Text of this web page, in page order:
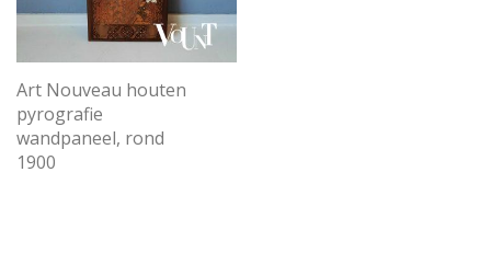
Art Nouveau houten
pyrografie
wandpaneel, rond
1900